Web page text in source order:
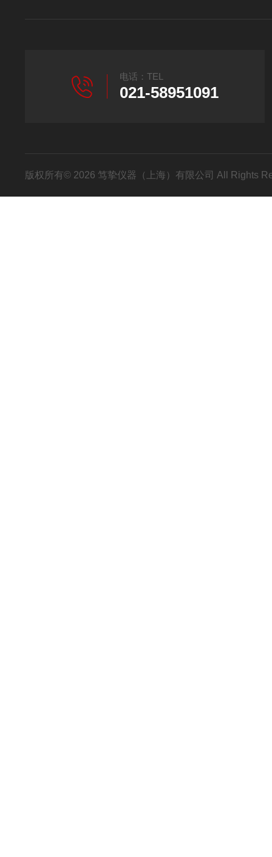
电话：TEL
021-58951091
版权所有© 2026 笃挚仪器（上海）有限公司 All Rights